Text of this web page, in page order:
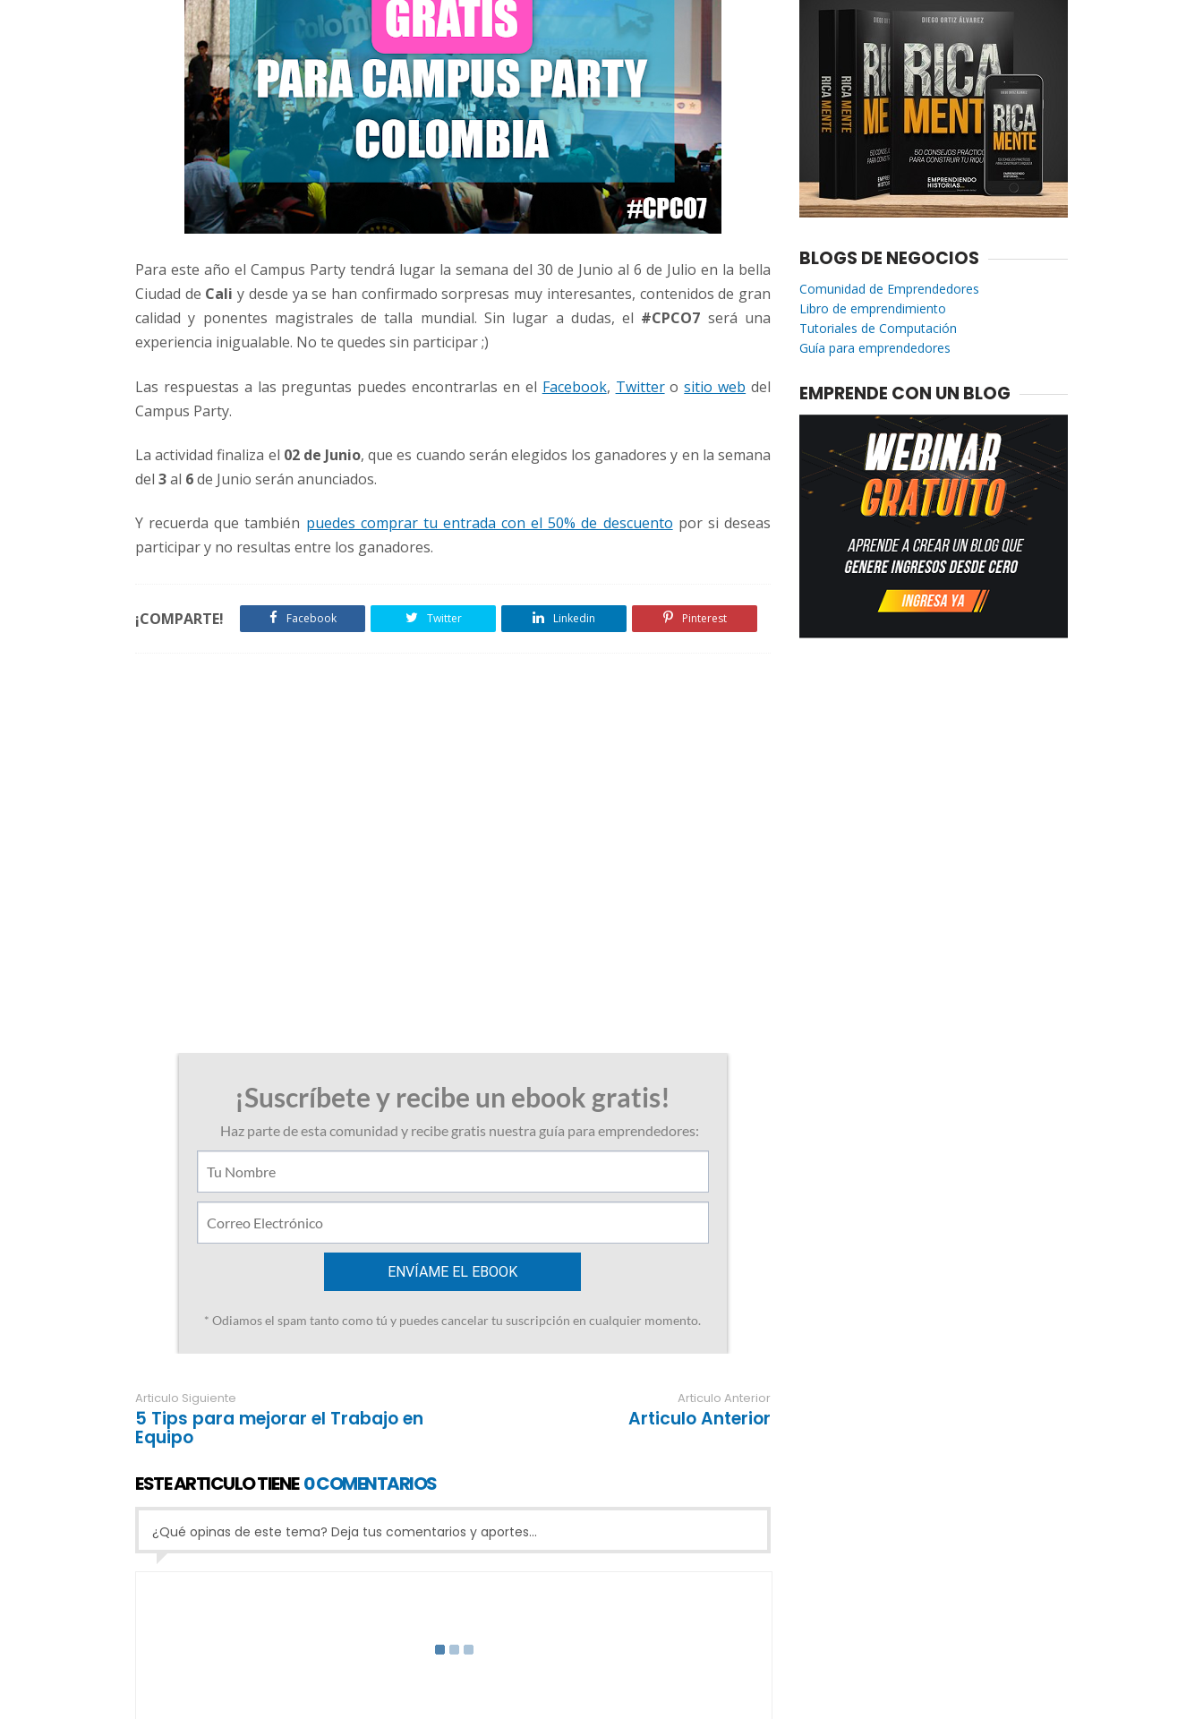
Para este año el Campus Party tendrá lugar la semana del 30 de Junio al 6 de Julio en la bella
Ciudad de Cali y desde ya se han confirmado sorpresas muy interesantes, contenidos de gran
calidad y ponentes magistrales de talla mundial. Sin lugar a dudas, el #CPCO7 será una
experiencia inigualable. No te quedes sin participar ;)
Las respuestas a las preguntas puedes encontrarlas en el Facebook, Twitterositio web del
Campus Party.
La actividad finaliza el 02 de Junio, que es cuando serán elegidos los ganadores y en la semana
del 3al 6de Junio serán anunciados.
Y recuerda que también puedes comprar tu entrada con el 50% de descuento por si deseas
participar y no resultas entre los ganadores.
¡COMPARTE! Facebook Twitter Linkedin Pinterest
Articulo Siguiente
5 Tips para mejorar el Trabajo en
Equipo
Articulo Anterior
Articulo Anterior
ESTE ARTICULO TIENE 0 COMENTARIOS
¿Qué opinas de este tema? Deja tus comentarios y aportes...
BLOGS DE NEGOCIOS
Comunidad de Emprendedores
Libro de emprendimiento
Tutoriales de Computación
Guía para emprendedores
EMPRENDE CON UN BLOG